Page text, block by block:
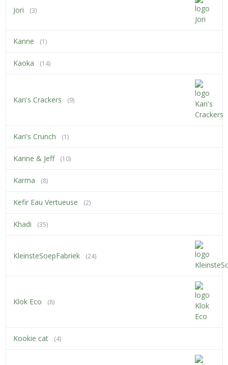
Jori (3)
Kanne (1)
Kaoka (14)
Kari's Crackers (9)
Kari's Crunch (1)
Karine & Jeff (10)
Karma (8)
Kefir Eau Vertueuse (2)
Khadi (35)
KleinsteSoepFabriek (24)
Klok Eco (8)
Kookie cat (4)